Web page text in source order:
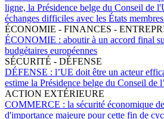
ligne, la Présidence belge du Conseil de
échanges difficiles avec les États
ÉCONOMIE - FINANCES -
ÉCONOMIE : aboutir à un accord final
budgétaires européennes
SÉCURITÉ - DÉFENSE
DÉFENSE : l’UE doit être un acteur
estime la Présidence belge du Conseil de
ACTION EXTÉRIEURE
COMMERCE : la sécurité économique
d'importance majeure pour cette fin de